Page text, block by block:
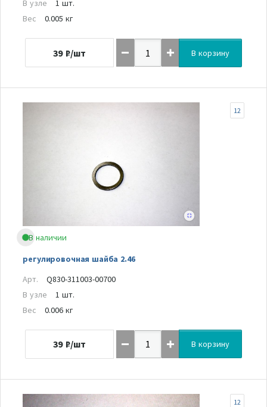
В узле
1 шт.
Вес
0.005 кг
39 ₽/шт В корзину
В наличии
регулировочная шайба 2.46
12
Арт.
Q830-311003-00700
В узле
1 шт.
Вес
0.006 кг
39 ₽/шт В корзину
12